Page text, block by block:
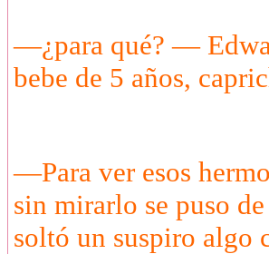
—¿para qué? —
bebe de 5 años,
—Para ver esos
sin mirarlo se puso
soltó un suspiro algo